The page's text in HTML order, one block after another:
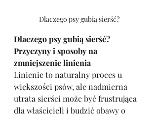
Dlaczego psy gubią sierść?
Dlaczego psy gubią sierść?
Przyczyny i sposoby na
zmniejszenie linienia
Linienie to naturalny proces u
większości psów, ale nadmierna
utrata sierści może być frustrująca
dla właścicieli i budzić obawy o